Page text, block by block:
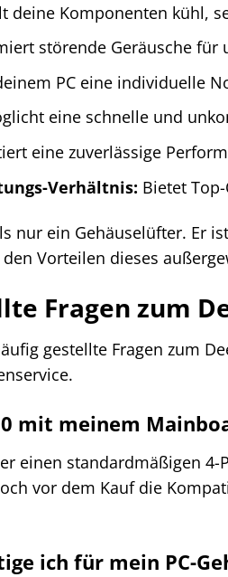
deine Komponenten kühl,
störende Geräusche für
PC eine individuelle
eine schnelle und
eine zuverlässige
Verhältnis: Bietet
nur ein Gehäuselüfter. Er
Vorteilen dieses
Fragen zum
gestellte Fragen zum
mit meinem
einen standardmäßigen
vor dem Kauf die
ich für mein PC-